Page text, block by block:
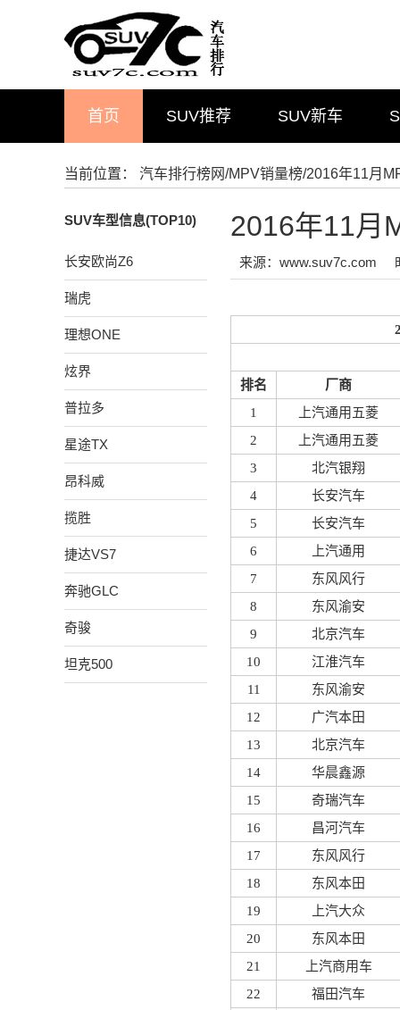
首页 SUV推荐 SUV新车
当前位置： 汽车排行榜网/MPV销量榜/2016年11月
SUV车型信息(TOP10)
长安欧尚Z6
瑞虎
理想ONE
炫界
普拉多
星途TX
昂科威
揽胜
捷达VS7
奔驰GLC
奇骏
坦克500
2016年11月
来源：www.suv7c.com
排名
厂商
1
上汽通用五菱
2
上汽通用五菱
3
北汽银翔
4
长安汽车
5
长安汽车
6
上汽通用
7
东风风行
8
东风渝安
9
北京汽车
10
江淮汽车
11
东风渝安
12
广汽本田
13
北京汽车
14
华晨鑫源
15
奇瑞汽车
16
昌河汽车
17
东风风行
18
东风本田
19
上汽大众
20
东风本田
21
上汽商用车
22
福田汽车